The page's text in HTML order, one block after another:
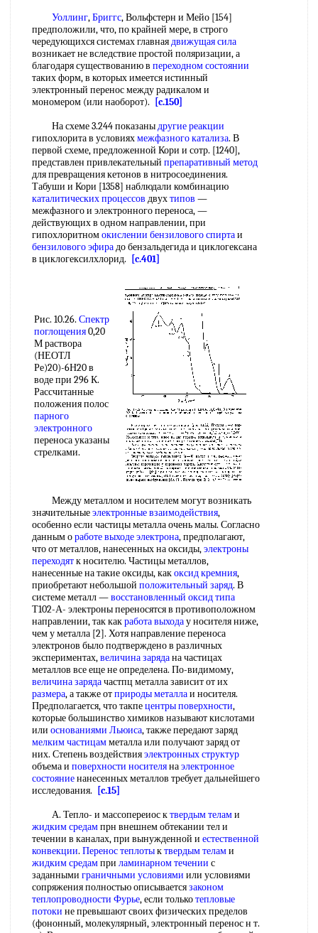
Уоллинг,Бриггс, Вольфстерн и Мейо [154]
предположили, что, по крайней мере, в строго
чередующихся системах главнаядвижущая сила
возникает не вследствие простой поляризации, а
благодаря существованию в переходном состоянии
таких форм, в которых имеется истинный
электронный перенос между радикалом и
мономером (или наоборот).
[c.150]
На схеме 3.244 показаныдругие реакции
гипохлорита в условияхмежфазного катализа. В
первой схеме, предложенной Кори и сотр. [1240],
представлен привлекательный препаративный метод
для превращения кетонов в нитросоединения.
Табуши и Кори [1358] наблюдали комбинацию
каталитических процессов двухтипов —
межфазного и электронного переноса, —
действующих в одном направлении, при
гипохлоритномокислении бензилового спиртаи
бензилового эфирадо бензальдегида и циклогексана
в циклогексилхлорид.
[c.401]
Рис. 10.26. Спектр
поглощения0,20
М раствора
(НЕОТЛ
Ре)20)-6Н20 в
воде при 296 К.
Рассчитанные
положения полос
парного
электронного
переноса указаны
стрелками.
Между металлом и носителем могут возникать
значительныеэлектронные взаимодействия,
особенно если частицы металла очень малы. Согласно
данным оработе выходе электрона, предполагают,
что от металлов, нанесенных на оксиды,электроны
переходятк носителю. Частицы металлов,
нанесенные на такие оксиды, какоксид кремния,
приобретают небольшой положительный заряд. В
системе металл —восстановленный оксидтипа
Т102-А- электроны переносятся в противоположном
направлении, так какработа выходау носителя ниже,
чем у металла [2]. Хотя направление переноса
электронов было подтверждено в различных
экспериментах,величина зарядана частицах
металлов все еще не определена. По-видимому,
величина зарядачастпц металла зависит от их
размера, а также отприроды металлаи носителя.
Предполагается, что такпецентры поверхности,
которые большинство химиков называют кислотами
или основаниями Льюиса, также передают заряд
мелким частицамметалла или получают заряд от
них. Степень воздействияэлектронных структур
объема и поверхности носителянаэлектронное
состояниенанесенных металлов требует дальнейшего
исследования.
[c.15]
А. Тепло- и массопереиос ктвердым телами
жидким средампрн внешнем обтекании тел и
течении в каналах, при вынужденной и естественной
конвекции. Перенос теплотыктвердым телами
жидким средампри ламинарном течении с
заданными граничными условиями или условиями
сопряжения полностью описываетсязаконом
теплопроводности Фурье, если толькотепловые
потоки не превышают своих физических пределов
(фононный, молекулярный, электронный перенос н т.